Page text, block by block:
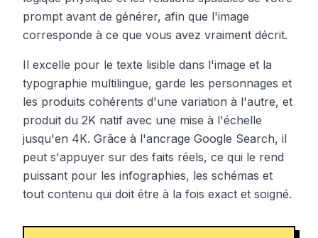
prompt avant de générer, afin que l'image
corresponde à ce que vous avez vraiment décrit.
Il excelle pour le texte lisible dans l'image et la
typographie multilingue, garde les personnages et
les produits cohérents d'une variation à l'autre, et
produit du 2K natif avec une mise à l'échelle
jusqu'en 4K. Grâce à l'ancrage Google Search, il
peut s'appuyer sur des faits réels, ce qui le rend
puissant pour les infographies, les schémas et
tout contenu qui doit être à la fois exact et soigné.